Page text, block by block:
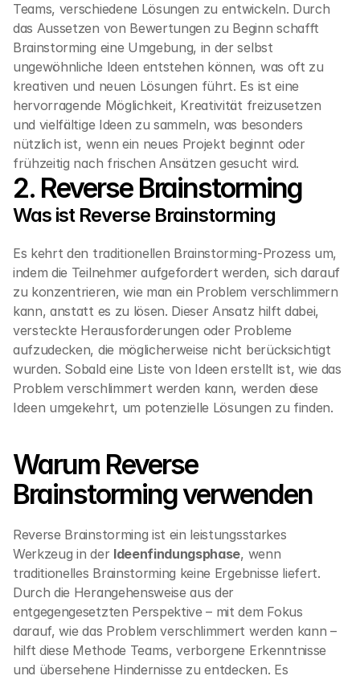
Teams, verschiedene Lösungen zu entwickeln. Durch
das Aussetzen von Bewertungen zu Beginn schafft
Brainstorming eine Umgebung, in der selbst
ungewöhnliche Ideen entstehen können, was oft zu
kreativen und neuen Lösungen führt. Es ist eine
hervorragende Möglichkeit, Kreativität freizusetzen
und vielfältige Ideen zu sammeln, was besonders
nützlich ist, wenn ein neues Projekt beginnt oder
frühzeitig nach frischen Ansätzen gesucht wird.
2. Reverse Brainstorming
Was ist Reverse Brainstorming
Es kehrt den traditionellen Brainstorming-Prozess um,
indem die Teilnehmer aufgefordert werden, sich darauf
zu konzentrieren, wie man ein Problem verschlimmern
kann, anstatt es zu lösen. Dieser Ansatz hilft dabei,
versteckte Herausforderungen oder Probleme
aufzudecken, die möglicherweise nicht berücksichtigt
wurden. Sobald eine Liste von Ideen erstellt ist, wie das
Problem verschlimmert werden kann, werden diese
Ideen umgekehrt, um potenzielle Lösungen zu finden.
Warum Reverse
Brainstorming verwenden
Reverse Brainstorming ist ein leistungsstarkes
Werkzeug in der Ideenfindungsphase, wenn
traditionelles Brainstorming keine Ergebnisse liefert.
Durch die Herangehensweise aus der
entgegengesetzten Perspektive – mit dem Fokus
darauf, wie das Problem verschlimmert werden kann –
hilft diese Methode Teams, verborgene Erkenntnisse
und übersehene Hindernisse zu entdecken. Es